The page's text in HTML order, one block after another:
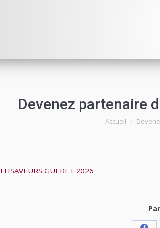
Devenez partenaire
Vous êtes ici :
Accueil
GUERET 2026